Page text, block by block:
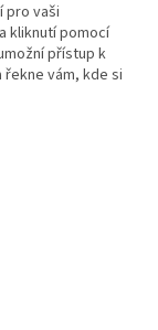
pro vaši
kliknutí pomocí
přístup k
vám, kde si